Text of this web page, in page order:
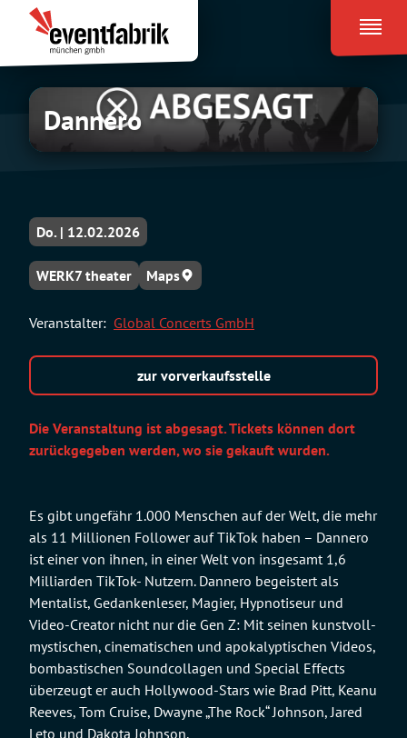
Inhalt
springen
Eventfabrik
München
Dannero
Die Veranstaltung ist abgesagt. Tickets können dort
zurückgegeben werden, wo sie gekauft wurden.
Es gibt ungefähr 1.000 Menschen auf der Welt, die mehr
als 11 Millionen Follower auf TikTok haben – Dannero
ist einer von ihnen, in einer Welt von insgesamt 1,6
Milliarden TikTok- Nutzern. Dannero begeistert als
Mentalist, Gedankenleser, Magier, Hypnotiseur und
Video-Creator nicht nur die Gen Z: Mit seinen kunstvoll-
mystischen, cinematischen und apokalyptischen Videos,
bombastischen Soundcollagen und Special Effects
überzeugt er auch Hollywood-Stars wie Brad Pitt, Keanu
Reeves, Tom Cruise, Dwayne „The Rock“ Johnson, Jared
Leto und Dakota Johnson.
Do. | 12.02.2026
WERK7 theater Maps
Veranstalter: Global Concerts GmbH
zur vorverkaufsstelle